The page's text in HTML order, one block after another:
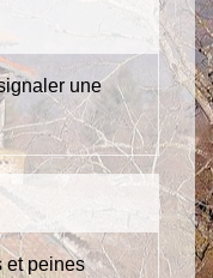
une
et peines